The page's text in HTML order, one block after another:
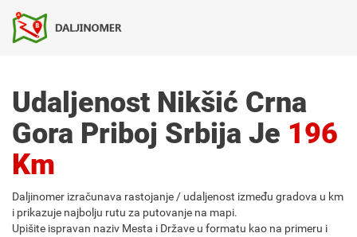
Udaljenost Nikšić Crna
Gora Priboj Srbija Je 196
Km
Daljinomer izračunava rastojanje / udaljenost između gradova u km
i prikazuje najbolju rutu za putovanje na mapi.
Upišite ispravan naziv Mesta i Države u formatu kao na primeru i